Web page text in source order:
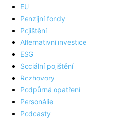
EU
Penzijní fondy
Pojištění
Alternativní investice
ESG
Sociální pojištění
Rozhovory
Podpůrná opatření
Personálie
Podcasty